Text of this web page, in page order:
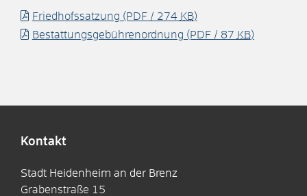
Friedhofssatzung (PDF / 274 KB)
Bestattungsgebührenordnung (PDF / 87 KB)
Kontakt
Stadt Heidenheim an der Brenz
Grabenstraße 15